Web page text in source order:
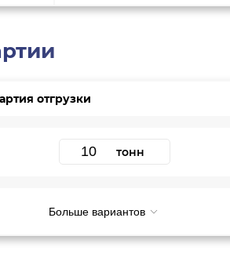
отгрузки
тонн
Больше вариантов